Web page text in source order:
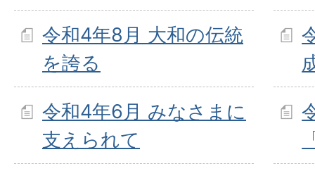
令和4年8月 大和の伝統
を誇る
令和4年6月 みなさまに
支えられて